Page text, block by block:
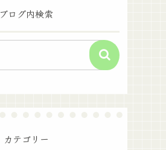
ブログ内検索
カテゴリー